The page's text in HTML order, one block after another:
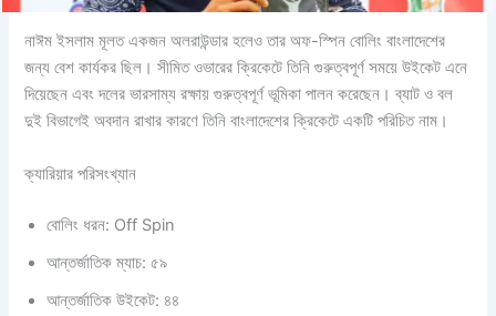
নাঈম ইসলাম মূলত একজন অলরাউন্ডার হলেও তার অফ-স্পিন বোলিং বাংলাদেশের
জন্য বেশ কার্যকর ছিল। সীমিত ওভারের ক্রিকেটে তিনি গুরুত্বপূর্ণ সময়ে উইকেট এনে
দিয়েছেন এবং দলের ভারসাম্য রক্ষায় গুরুত্বপূর্ণ ভূমিকা পালন করেছেন। ব্যাট ও বল
দুই বিভাগেই অবদান রাখার কারণে তিনি বাংলাদেশের ক্রিকেটে একটি পরিচিত নাম।
ক্যারিয়ার পরিসংখ্যান
বোলিং ধরন: Off Spin
আন্তর্জাতিক ম্যাচ: ৫৯
আন্তর্জাতিক উইকেট: ৪৪